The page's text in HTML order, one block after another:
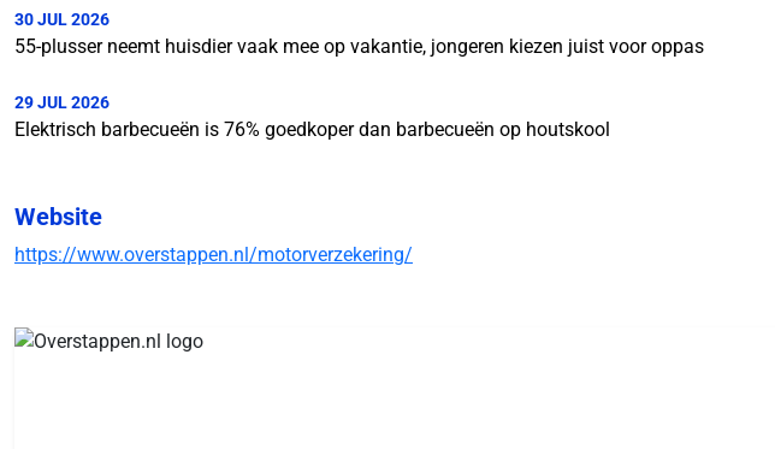
30 JUL 2026
55-plusser neemt huisdier vaak mee op vakantie, jongeren kiezen juist voor oppas
29 JUL 2026
Elektrisch barbecueën is 76% goedkoper dan barbecueën op houtskool
Website
https://www.overstappen.nl/motorverzekering/